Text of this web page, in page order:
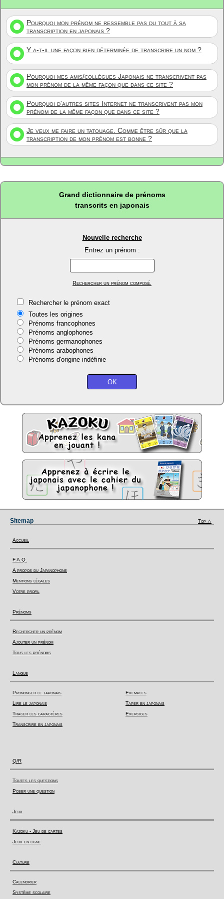
Pourquoi mon prénom ne ressemble pas du tout à sa
transcription en japonais ?
Y a-t-il une façon bien déterminée de transcrire un nom ?
Pourquoi mes amis/collègues Japonais ne transcrivent pas
mon prénom de la même façon que dans ce site ?
Pourquoi d'autres sites Internet ne transcrivent pas mon
prénom de la même façon que dans ce site ?
Je veux me faire un tatouage. Comme être sûr que la
transcription de mon prénom est bonne ?
Grand dictionnaire de prénoms
transcrits en japonais
Nouvelle recherche
Entrez un prénom :
Rechercher un prénom composé.
Rechercher le prénom exact
Toutes les origines
Prénoms francophones
Prénoms anglophones
Prénoms germanophones
Prénoms arabophones
Prénoms d'origine indéfinie
Sitemap Top △
Accueil
F.A.Q.
A propos du Japanophone
Mentions légales
Votre profil
Prénoms
Rechercher un prénom
Ajouter un prénom
Tous les prénoms
Langue
Prononcer le japonais
Lire le japonais
Tracer les caractères
Transcrire en japonais
Exemples
Taper en japonais
Exercices
Q/R
Toutes les questions
Poser une question
Jeux
Kazoku - Jeu de cartes
Jeux en ligne
Culture
Calendrier
Système scolaire